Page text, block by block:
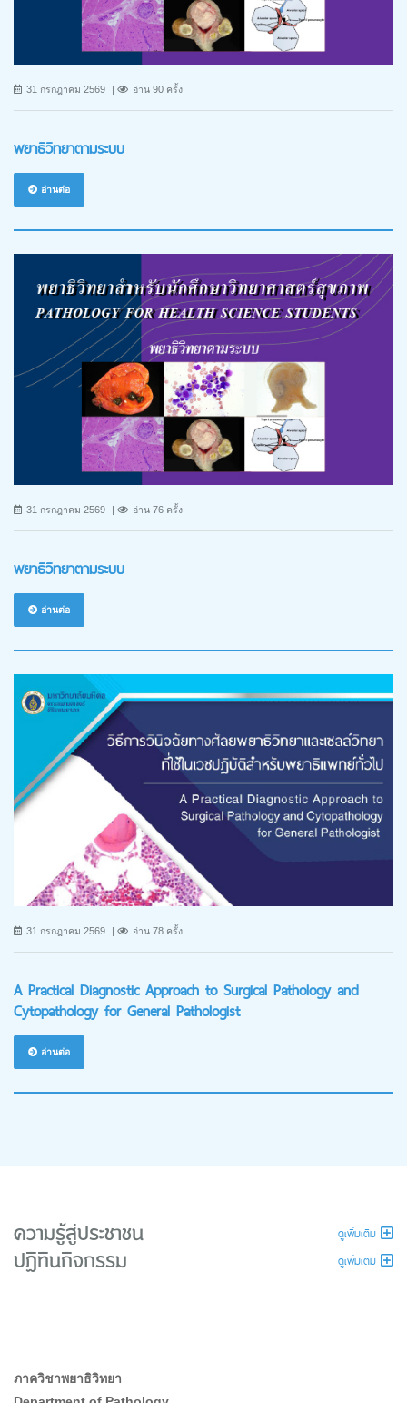
31 กรกฎาคม 2569 อ่าน 90 ครั้ง
พยาธิวิทยาตามระบบ
อ่านต่อ
31 กรกฎาคม 2569 อ่าน 76 ครั้ง
พยาธิวิทยาตามระบบ
อ่านต่อ
31 กรกฎาคม 2569 อ่าน 78 ครั้ง
A Practical Diagnostic Approach to Surgical Pathology and
Cytopathology for General Pathologist
อ่านต่อ
ความรู้สู่ประชาชน ดูเพิ่มเติม
ปฏิทินกิจกรรม ดูเพิ่มเติม
ภาควิชาพยาธิวิทยา